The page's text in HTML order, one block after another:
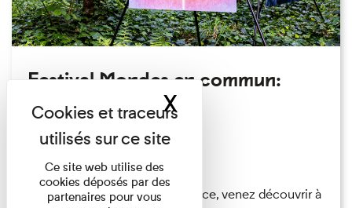
Festival Mondes en commun:
visite guidée
Festival
Du 23/08/2026 au 23/08/2026
Accompagnés par une médiatrice, venez découvrir à
Ce site web utilise des
cookies déposés par des
partenaires pour vous
XMasquer le